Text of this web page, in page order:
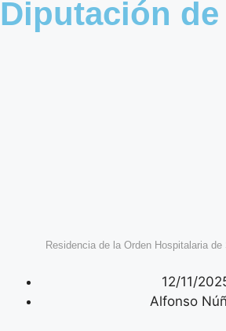
Diputación de
Residencia de la Orden Hospitalaria
12/11/
Alfonso